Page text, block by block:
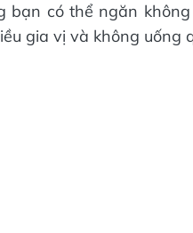
bạn có thể ngăn
gia vị và không uống